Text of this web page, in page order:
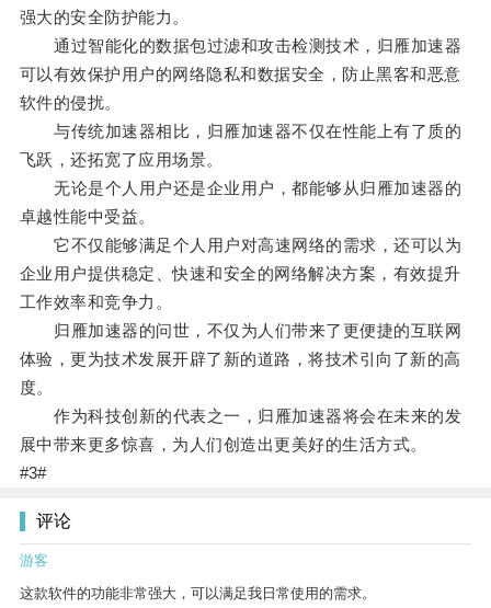
强大的安全防护能力。
通过智能化的数据包过滤和攻击检测技术，归雁加速器
可以有效保护用户的网络隐私和数据安全，防止黑客和恶意
软件的侵扰。
与传统加速器相比，归雁加速器不仅在性能上有了质的
飞跃，还拓宽了应用场景。
无论是个人用户还是企业用户，都能够从归雁加速器的
卓越性能中受益。
它不仅能够满足个人用户对高速网络的需求，还可以为
企业用户提供稳定、快速和安全的网络解决方案，有效提升
工作效率和竞争力。
归雁加速器的问世，不仅为人们带来了更便捷的互联网
体验，更为技术发展开辟了新的道路，将技术引向了新的高
度。
作为科技创新的代表之一，归雁加速器将会在未来的发
展中带来更多惊喜，为人们创造出更美好的生活方式。
#3#
评论
游客
这款软件的功能非常强大，可以满足我日常使用的需求。